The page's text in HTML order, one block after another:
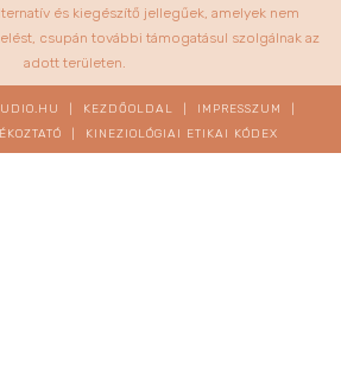
és kiegészítő jellegűek, amelyek nem
csupán további támogatásul szolgálnak az
adott területen.
| KEZDŐOLDAL IMPRESSZUM
KINEZIOLÓGIAI ETIKAI KÓDEX